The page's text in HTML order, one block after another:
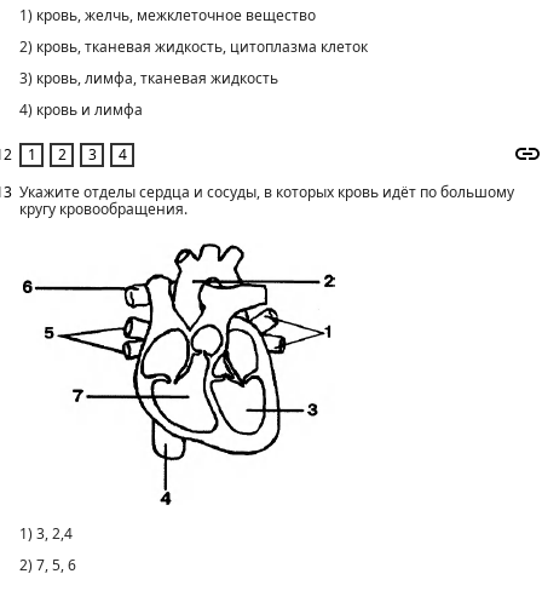
1) кровь, желчь, межклеточное вещество
2) кровь, тканевая жидкость, цитоплазма клеток
3) кровь, лимфа, тканевая жидкость
4) кровь и лимфа
Укажите отделы сердца и сосуды, в которых кровь идёт по большому
кругу кровообращения.
1) 3, 2,4
2) 7, 5, 6